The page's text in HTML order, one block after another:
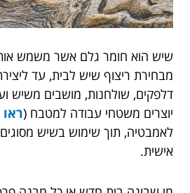
שיש הוא חומר גלם אשר משמש
מבחירת ריצוף שיש לבית, עד
דלפקים, שולחנות, מושבים משיש
יוצרים משטחי עבודה למטבח (ראו
לאמבטיה, תוך שימוש בשיש
אישית.